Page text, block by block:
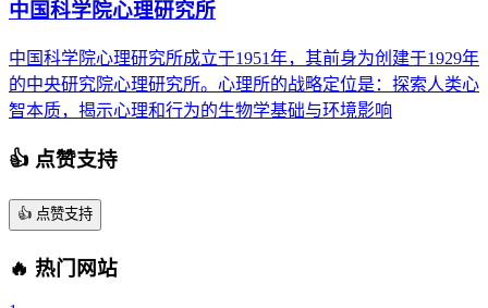
中国科学院心理研究所
中国科学院心理研究所成立于1951年，其前身为创建于1929年
的中央研究院心理研究所。心理所的战略定位是：探索人类心
智本质，揭示心理和行为的生物学基础与环境影响
👍 点赞支持
👍 点赞支持
🔥 热门网站